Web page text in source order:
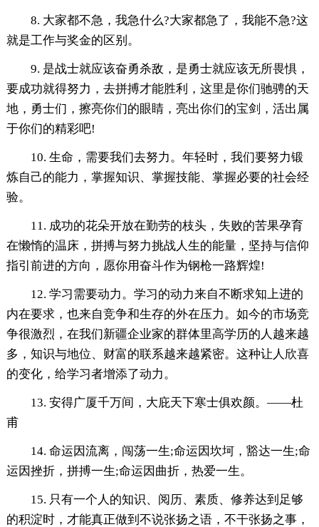
8. 大家都不急，我急什么?大家都急了，我能不急?这
就是工作与奖金的区别。
9. 是战士就应该奋勇杀敌，是勇士就应该无所畏惧，
要成功就得努力，去拼搏才能胜利，这里是你们驰骋的天
地，勇士们，擦亮你们的眼睛，亮出你们的宝剑，活出属
于你们的精彩吧!
10. 生命，需要我们去努力。年轻时，我们要努力锻
炼自己的能力，掌握知识、掌握技能、掌握必要的社会经
验。
11. 成功的花朵开放在勤劳的枝头，失败的苦果孕育
在懒惰的温床，拼搏与努力挑战人生的能量，坚持与信仰
指引前进的方向，愿你用奋斗作为钢枪一路辉煌!
12. 学习需要动力。学习的动力来自不断求知上进的
内在要求，也来自竞争和生存的外在压力。如今的市场竞
争很激烈，在我们新疆企业家的群体里高学历的人越来越
多，知识与地位、财富的联系越来越紧密。这种让人欣喜
的变化，给学习者增添了动力。
13. 安得广厦千万间，大庇天下寒士俱欢颜。——杜
甫
14. 命运因流离，闯荡一生;命运因坎坷，豁达一生;命
运因挫折，拼搏一生;命运因曲折，热爱一生。
15. 只有一个人的知识、阅历、素质、修养达到足够
的积淀时，才能真正做到不说张扬之语，不干张扬之事，